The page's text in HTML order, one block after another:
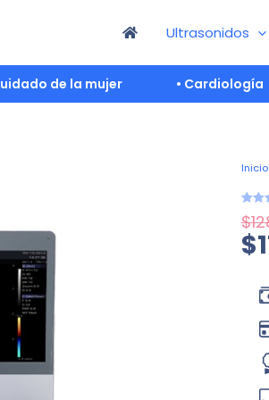
Ultrasonidos
de la mujer • Cardiología
Inicio
5.00
base
2
de
$
El
$
El
es:
Edan
AX3